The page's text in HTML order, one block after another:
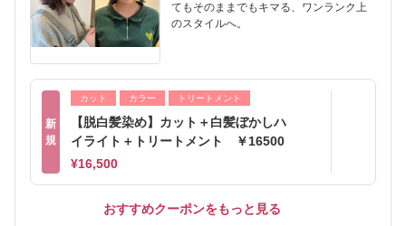
てもそのままでもキマる、ワンランク上
のスタイルへ。
新
規
カット カラー トリートメント
【脱白髪染め】カット＋白髪ぼかしハ
イライト＋トリートメント ￥16500
¥16,500
おすすめクーポンをもっと見る